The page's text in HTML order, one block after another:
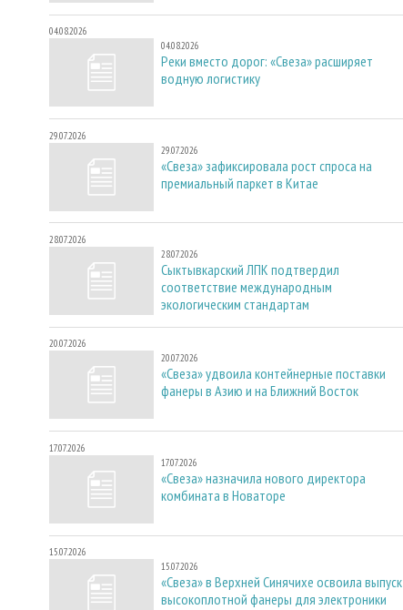
04.08.2026
04.08.2026
Реки вместо дорог: «Свеза» расширяет
водную логистику
29.07.2026
29.07.2026
«Свеза» зафиксировала рост спроса на
премиальный паркет в Китае
28.07.2026
28.07.2026
Сыктывкарский ЛПК подтвердил
соответствие международным
экологическим стандартам
20.07.2026
20.07.2026
«Свеза» удвоила контейнерные поставки
фанеры в Азию и на Ближний Восток
17.07.2026
17.07.2026
«Свеза» назначила нового директора
комбината в Новаторе
15.07.2026
15.07.2026
«Свеза» в Верхней Синячихе освоила выпуск
высокоплотной фанеры для электроники